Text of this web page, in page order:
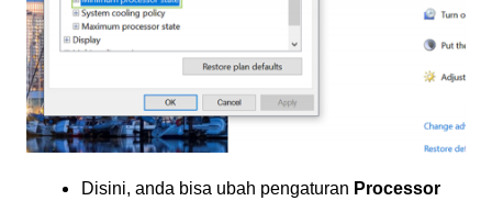
Disini, anda bisa ubah pengaturan Processor